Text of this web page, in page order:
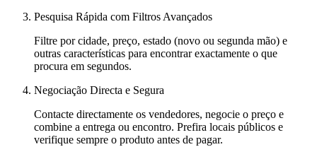
Pesquisa Rápida com Filtros Avançados
Filtre por cidade, preço, estado (novo ou segunda mão) e
outras características para encontrar exactamente o que
procura em segundos.
Negociação Directa e Segura
Contacte directamente os vendedores, negocie o preço e
combine a entrega ou encontro. Prefira locais públicos e
verifique sempre o produto antes de pagar.